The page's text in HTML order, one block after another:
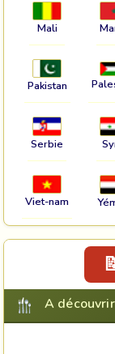
Mali
Pakistan
Serbie
Viet-nam
A découvrir